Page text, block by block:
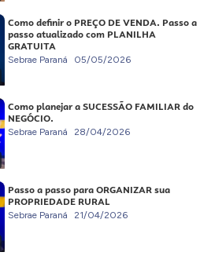
Como definir o PREÇO DE VENDA. Passo a
passo atualizado com PLANILHA
GRATUITA
Sebrae Paraná 05/05/2026
Como planejar a SUCESSÃO FAMILIAR do
NEGÓCIO.
Sebrae Paraná 28/04/2026
Passo a passo para ORGANIZAR sua
PROPRIEDADE RURAL
Sebrae Paraná 21/04/2026